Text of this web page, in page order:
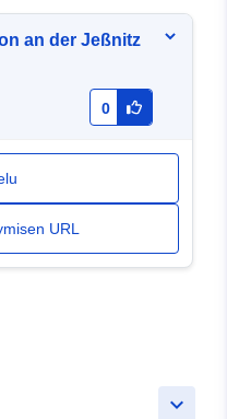
an der Jeßnitz
0
URL
keyboard_arrow_down